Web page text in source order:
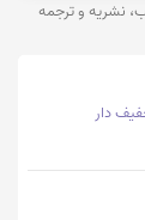
نشریه و ترجمه
دار